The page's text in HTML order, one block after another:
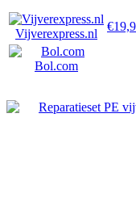
Vijverexpress.nl
Bol.com